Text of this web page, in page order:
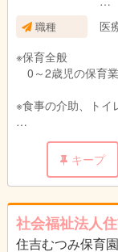
職種
医
※保育全般
0～2歳児の保育
※食事の介助、トイ
※電話対応
※施設の掃除、安全
※配布物の作成
キープ
社会福祉法人
住吉むつみ保育園